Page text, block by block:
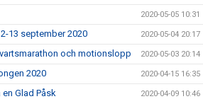
2020-05-05 10:31
13 september 2020 2020-05-04 20:17
och motionslopp 2020-05-03 20:14
2020 2020-04-15 16:35
Glad Påsk 2020-04-09 10:46